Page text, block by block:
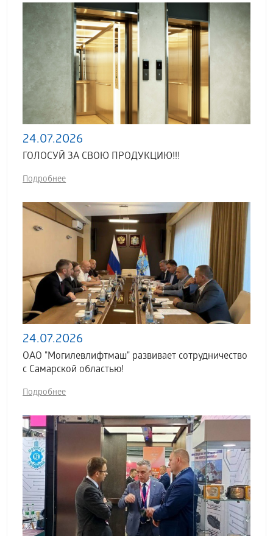
24.07.2026
ГОЛОСУЙ ЗА СВОЮ ПРОДУКЦИЮ!!!
Подробнее
24.07.2026
ОАО "Могилевлифтмаш" развивает сотрудничество
с Самарской областью!
Подробнее